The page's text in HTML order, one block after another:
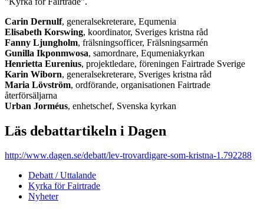
Carin Dernulf, generalsekreterare, Equmenia
Elisabeth Korswing, koordinator, Sveriges kristna råd
Fanny Ljungholm, frälsnings­officer, Frälsningsarmén
Gunilla Ikponmwosa, samordnare, Equmenia­kyrkan
Henrietta Eurenius, projektledare, föreningen Fairtrade Sverige
Karin Wiborn­, generalsekreterare, Sveriges kristna råd
Maria Lövström, ordförande, organisationen Fairtrade
återförsäljarna
Urban Jorméus­, enhetschef, Svenska kyrkan
Läs debattartikeln i Dagen
http://www.dagen.se/debatt/lev-trovardigare-som-kristna-1.792288
Debatt / Uttalande
Kyrka för Fairtrade
Nyheter